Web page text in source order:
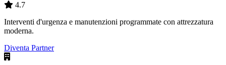
4.7
Interventi d'urgenza e manutenzioni programmate con attrezzatura
moderna.
Diventa Partner